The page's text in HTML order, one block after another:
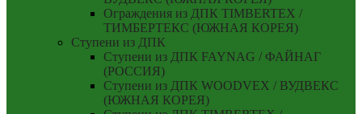
Ограждения из ДПК TIMBERTEX /
ТИМБЕРТЕКС (ЮЖНАЯ КОРЕЯ)
Ступени из ДПК
Ступени из ДПК FAYNAG / ФАЙНАГ
(РОССИЯ)
Ступени из ДПК WOODVEX / ВУДВЕКС
(ЮЖНАЯ КОРЕЯ)